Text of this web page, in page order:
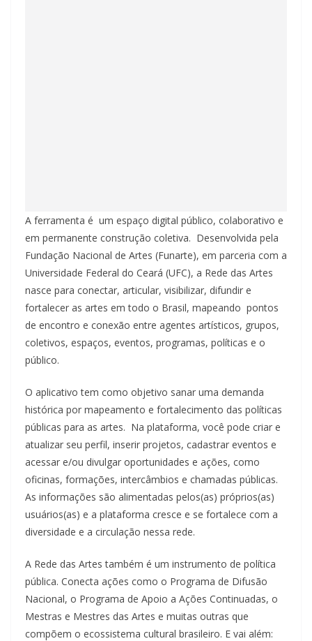
A ferramenta é um espaço digital público, colaborativo e
em permanente construção coletiva. Desenvolvida pela
Fundação Nacional de Artes (Funarte), em parceria com a
Universidade Federal do Ceará (UFC), a Rede das Artes
nasce para conectar, articular, visibilizar, difundir e
fortalecer as artes em todo o Brasil, mapeando pontos
de encontro e conexão entre agentes artísticos, grupos,
coletivos, espaços, eventos, programas, políticas e o
público.
O aplicativo tem como objetivo sanar uma demanda
histórica por mapeamento e fortalecimento das políticas
públicas para as artes. Na plataforma, você pode criar e
atualizar seu perfil, inserir projetos, cadastrar eventos e
acessar e/ou divulgar oportunidades e ações, como
oficinas, formações, intercâmbios e chamadas públicas.
As informações são alimentadas pelos(as) próprios(as)
usuários(as) e a plataforma cresce e se fortalece com a
diversidade e a circulação nessa rede.
A Rede das Artes também é um instrumento de política
pública. Conecta ações como o Programa de Difusão
Nacional, o Programa de Apoio a Ações Continuadas, o
Mestras e Mestres das Artes e muitas outras que
compõem o ecossistema cultural brasileiro. E vai além: